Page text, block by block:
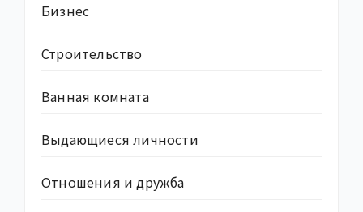
Бизнес
Строительство
Ванная комната
Выдающиеся личности
Отношения и дружба